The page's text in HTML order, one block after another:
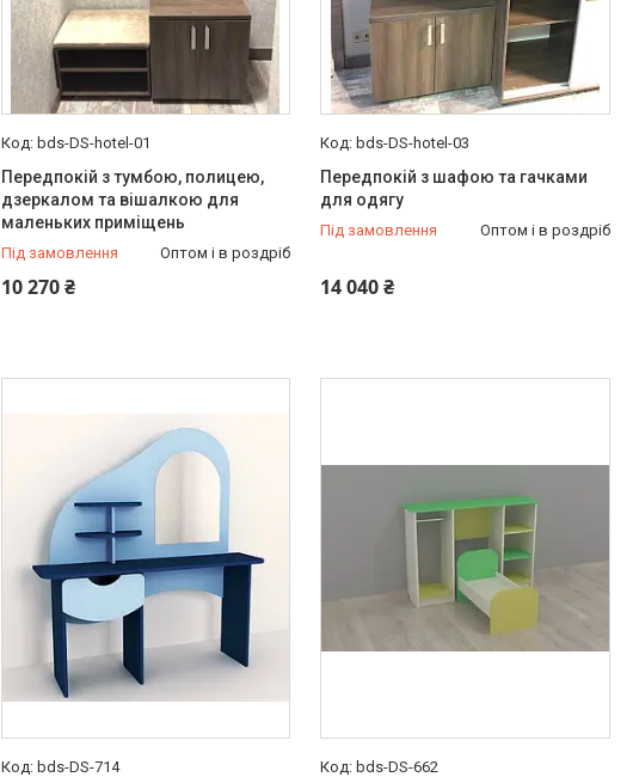
bds-DS-hotel-01
Передпокій з тумбою, полицею,
дзеркалом та вішалкою для
маленьких приміщень
Під замовлення Оптом і в роздріб
10 270 ₴
bds-DS-hotel-03
Передпокій з шафою та гачками
для одягу
Під замовлення Оптом і в роздріб
14 040 ₴
bds-DS-714 bds-DS-662